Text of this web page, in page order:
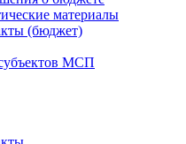
материалы
(бюджет)
МСП